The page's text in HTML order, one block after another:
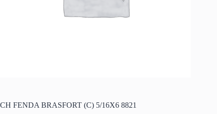
CH FENDA BRASFORT (C) 5/16X6 8821